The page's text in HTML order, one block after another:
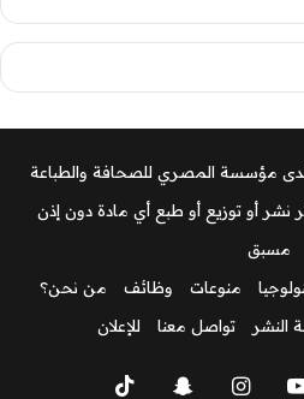
مؤسسة المصري للصحافة والطباعة
نشر أو توزيع أو طبع أي مادة دون إذن
مسبق
منوعات وظائف
من نحن؟
النشر تواصل معنا للإعلان
‫YouTubeانستقرامسناب